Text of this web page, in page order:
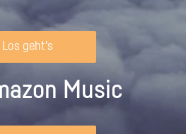
Los geht's
Music